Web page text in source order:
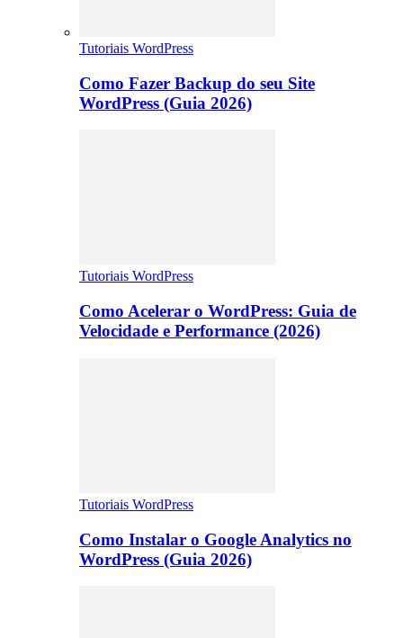
Tutoriais WordPress
Como Fazer Backup do seu Site
WordPress (Guia 2026)
Tutoriais WordPress
Como Acelerar o WordPress: Guia de
Velocidade e Performance (2026)
Tutoriais WordPress
Como Instalar o Google Analytics no
WordPress (Guia 2026)